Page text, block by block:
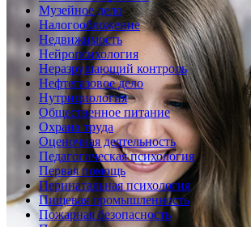
Музейное дело
Налогообложение
Недвижимость
Нейропсихология
Неразрушающий контроль
Нефтегазовое дело
Нутрициология
Общественное питание
Охрана труда
Оценочная деятельность
Педагогическая психология
Первая помощь
Перинатальная психология
Пищевая промышленность
Пожарная безопасность